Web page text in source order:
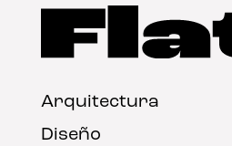
Arquitectura
Diseño